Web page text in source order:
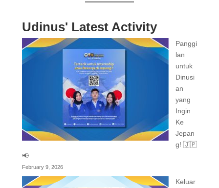
Udinus' Latest Activity
Panggi
lan
untuk
Dinusi
an
yang
Ingin
Ke
Jepan
g! 🇯🇵
📢
February 9, 2026
Keluar